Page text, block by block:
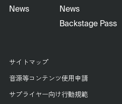
News
News
Backstage Pass
サイトマップ
音源等コンテンツ使用申請
サプライヤー向け行動規範